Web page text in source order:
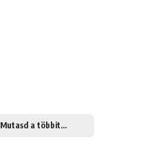
Mutasd a többit...